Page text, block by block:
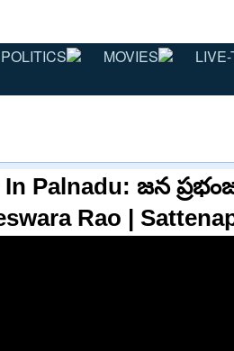
POLITICS MOVIES
In Palnadu: జన
Rao |